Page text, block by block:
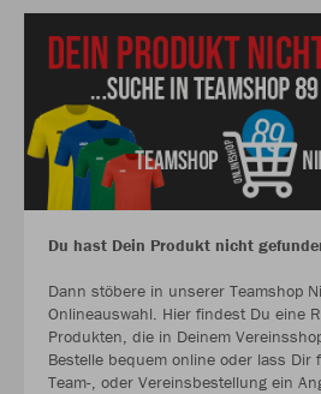
Du hast Dein Produkt nicht
Dann stöbere in unserer Teamshop
Onlineauswahl. Hier findest Du eine
Produkten, die in Deinem
Bestelle bequem online oder lass Dir
Team-, oder Vereinsbestellung ein